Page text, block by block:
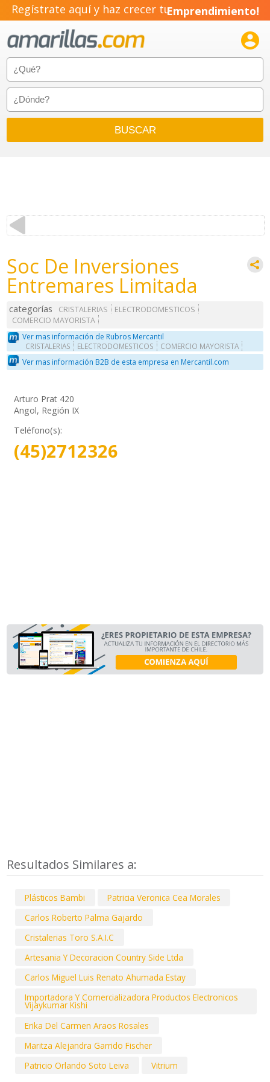
Regístrate aquí y haz crecer tuEmprendimiento!

Soc De Inversiones
Entremares Limitada
categorías CRISTALERIAS
ELECTRODOMESTICOS
COMERCIO MAYORISTA
Ver mas información de Rubros Mercantil
CRISTALERIAS ELECTRODOMESTICOS COMERCIO MAYORISTA
Ver mas información B2B de esta empresa en Mercantil.com
Arturo Prat 420
Angol, Región IX
Teléfono(s):
(45)2712326
Resultados Similares a:
Plásticos Bambi
Patricia Veronica Cea Morales
Carlos Roberto Palma Gajardo
Cristalerias Toro S.A.I.C
Artesania Y Decoracion Country Side Ltda
Carlos Miguel Luis Renato Ahumada Estay
Importadora Y Comercializadora Productos Electronicos
Vijaykumar Kishi
Erika Del Carmen Araos Rosales
Maritza Alejandra Garrido Fischer
Patricio Orlando Soto Leiva
Vitrium